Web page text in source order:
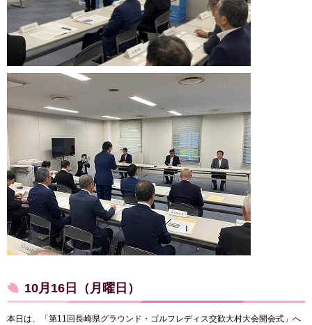
10月16日（月曜日）
本日は、「第11回長崎県グラウンド・ゴルフレディス交歓大村大会開会式」へ